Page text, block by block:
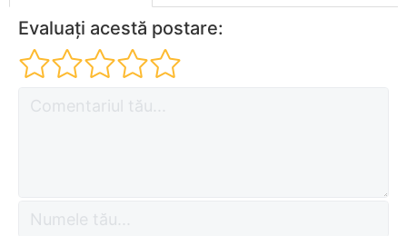
Evaluați acestă postare: